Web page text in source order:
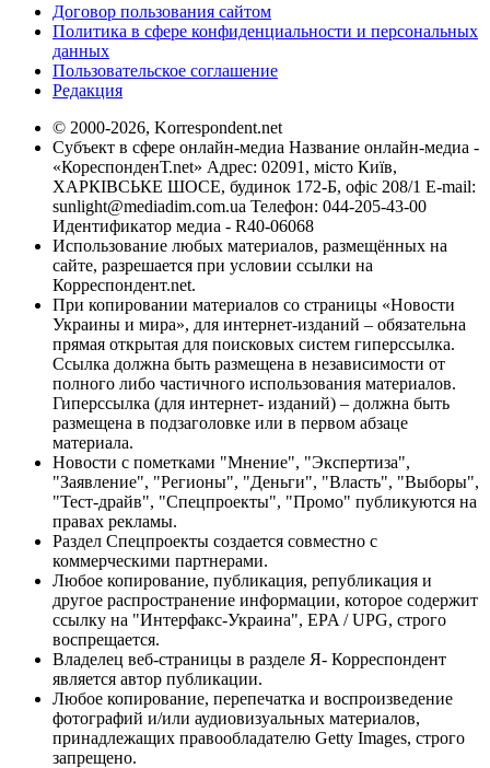
Договор пользования сайтом
Политика в сфере конфиденциальности и персональных
данных
Пользовательское соглашение
Редакция
© 2000-2026, Korrespondent.net
Субъект в сфере онлайн-медиа Название онлайн-медиа -
«КореспонденТ.net» Адрес: 02091, місто Київ,
ХАРКІВСЬКЕ ШОСЕ, будинок 172-Б, офіс 208/1 E-mail:
sunlight@mediadim.com.ua Телефон: 044-205-43-00
Идентификатор медиа - R40-06068
Использование любых материалов, размещённых на
сайте, разрешается при условии ссылки на
Корреспондент.net.
При копировании материалов со страницы «Новости
Украины и мира», для интернет-изданий – обязательна
прямая открытая для поисковых систем гиперссылка.
Ссылка должна быть размещена в независимости от
полного либо частичного использования материалов.
Гиперссылка (для интернет- изданий) – должна быть
размещена в подзаголовке или в первом абзаце
материала.
Новости с пометками "Мнение", "Экспертиза",
"Заявление", "Регионы", "Деньги", "Власть", "Выборы",
"Тест-драйв", "Спецпроекты", "Промо" публикуются на
правах рекламы.
Раздел Спецпроекты создается совместно с
коммерческими партнерами.
Любое копирование, публикация, републикация и
другое распространение информации, которое содержит
ссылку на "Интерфакс-Украина", EPA / UPG, строго
воспрещается.
Владелец веб-страницы в разделе Я- Корреспондент
является автор публикации.
Любое копирование, перепечатка и воспроизведение
фотографий и/или аудиовизуальных материалов,
принадлежащих правообладателю Getty Images, строго
запрещено.